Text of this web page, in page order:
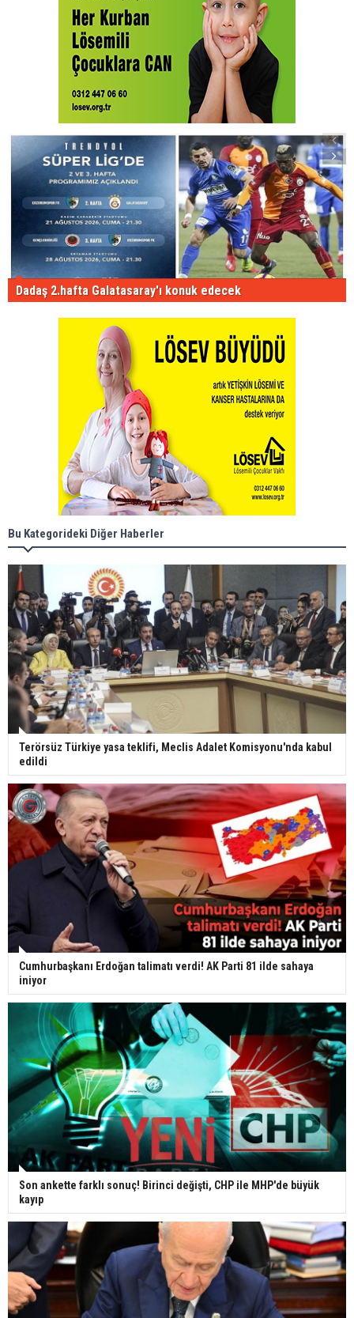
Dadaş 2.hafta Galatasaray'ı konuk edecek
Bu Kategorideki Diğer Haberler
Terörsüz Türkiye yasa teklifi, Meclis Adalet Komisyonu'nda kabul
edildi
Cumhurbaşkanı Erdoğan talimatı verdi! AK Parti 81 ilde sahaya
iniyor
Son ankette farklı sonuç! Birinci değişti, CHP ile MHP'de büyük
kayıp